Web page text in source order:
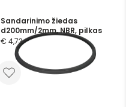
Sandarinimo žiedas
d200mm/2mm, NBR, pilkas
€ 4,73